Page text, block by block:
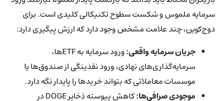
سرمایه ملموس و شکست سطوح تکنیکالی کلیدی است. برای
دوج‌کوین، چند علامت مشخص وجود دارد که ارزش پیگیری دارد:
جریان سرمایه واقعی:
ورود سرمایه به ETFها،
سرمایه‌گذاری‌های نهادی، ورود نقدینگی از صندوق‌ها یا
موسسات معاملاتی که بتواند خریدها را پایدار نگه دارد.
موجودی صرافی‌ها:
کاهش پیوسته ذخایر DOGE در